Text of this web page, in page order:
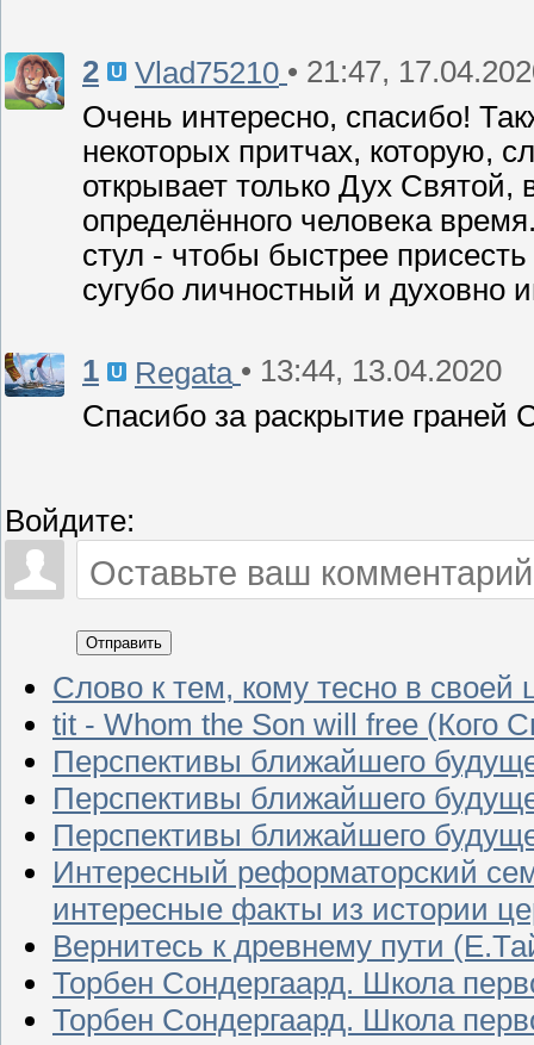
2 Vlad75210 • 21:47,
Очень интересно, спасибо!
некоторых притчах, которую,
открывает только Дух Святой,
определённого человека
стул - чтобы быстрее
сугубо личностный и духовно
1 Regata • 13:44, 13.04.2020
Спасибо за раскрытие граней
Войдите:
Отправить
Слово к тем, кому тесно в своей
tit - Whom the Son will free (Кого
Перспективы ближайшего
Перспективы ближайшего
Перспективы ближайшего
Интересный реформаторский
интересные факты из истории
Вернитесь к древнему пути
Торбен Сондергаард. Школа
Торбен Сондергаард. Школа